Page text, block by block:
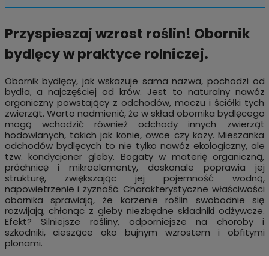
Przyspieszaj wzrost roślin! Obornik
bydlęcy w praktyce rolniczej.
Obornik bydlęcy, jak wskazuje sama nazwa, pochodzi od
bydła, a najczęściej od krów. Jest to naturalny nawóz
organiczny powstający z odchodów, moczu i ściółki tych
zwierząt. Warto nadmienić, że w skład obornika bydlęcego
mogą wchodzić również odchody innych zwierząt
hodowlanych, takich jak konie, owce czy kozy. Mieszanka
odchodów bydlęcych to nie tylko nawóz ekologiczny, ale
tzw. kondycjoner gleby. Bogaty w materię organiczną,
próchnicę i mikroelementy, doskonale poprawia jej
strukturę, zwiększając jej pojemność wodną,
napowietrzenie i żyzność. Charakterystyczne właściwości
obornika sprawiają, że korzenie roślin swobodnie się
rozwijają, chłonąc z gleby niezbędne składniki odżywcze.
Efekt? Silniejsze rośliny, odporniejsze na choroby i
szkodniki, cieszące oko bujnym wzrostem i obfitymi
plonami.